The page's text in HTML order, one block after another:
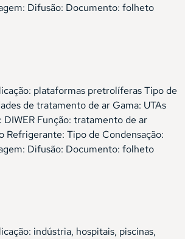
Difusão: Documento: folheto
plataformas pretrolíferas Tipo de
de tratamento de ar Gama: UTAs
Função: tratamento de ar
Refrigerante: Tipo de Condensação:
Difusão: Documento: folheto
indústria, hospitais, piscinas,